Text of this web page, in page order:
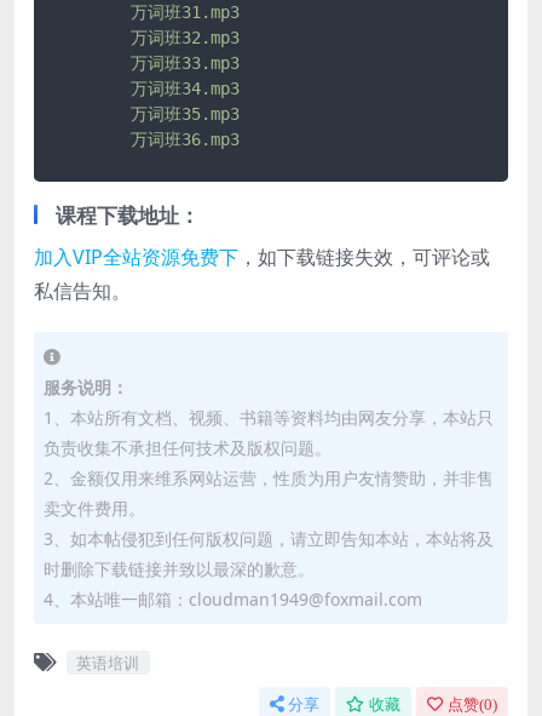
万词班31.mp3
万词班32.mp3
万词班33.mp3
万词班34.mp3
万词班35.mp3
万词班36.mp3
课程下载地址：
加入VIP全站资源免费下 ，如下载链接失效，可评论或
私信告知。
服务说明：
1、本站所有文档、视频、书籍等资料均由网友分享，本站只
负责收集不承担任何技术及版权问题。
2、金额仅用来维系网站运营，性质为用户友情赞助，并非售
卖文件费用。
3、如本帖侵犯到任何版权问题，请立即告知本站，本站将及
时删除下载链接并致以最深的歉意。
4、本站唯一邮箱：cloudman1949@foxmail.com
英语培训
分享 收藏 点赞(0)